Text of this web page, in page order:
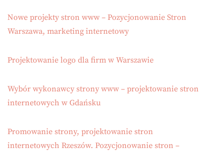
Nowe projekty stron www – Pozycjonowanie Stron
Warszawa, marketing internetowy
Projektowanie logo dla firm w Warszawie
Wybór wykonawcy strony www – projektowanie stron
internetowych w Gdańsku
Promowanie strony, projektowanie stron
internetowych Rzeszów. Pozycjonowanie stron –